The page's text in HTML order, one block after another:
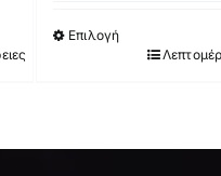
Επιλογή
έχει